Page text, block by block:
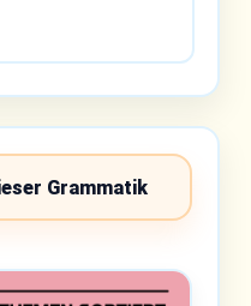
Grammatik